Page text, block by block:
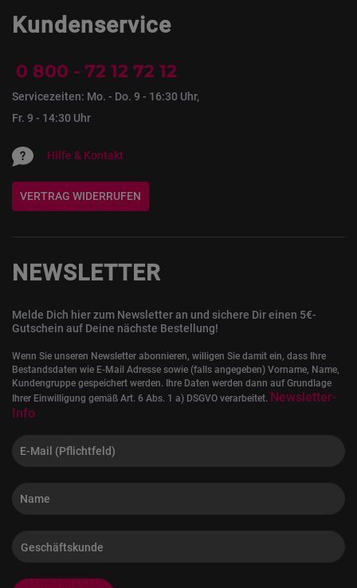
Kundenservice
0 800 - 72 12 72 12
Servicezeiten: Mo. - Do. 9 - 16:30 Uhr,
Fr. 9 - 14:30 Uhr
Hilfe & Kontakt
VERTRAG WIDERRUFEN
NEWSLETTER
Melde Dich hier zum Newsletter an und sichere Dir einen 5€-
Gutschein auf Deine nächste Bestellung!
Wenn Sie unseren Newsletter abonnieren, willigen Sie damit ein, dass Ihre
Bestandsdaten wie E-Mail Adresse sowie (falls angegeben) Vorname, Name,
Kundengruppe gespeichert werden. Ihre Daten werden dann auf Grundlage
Ihrer Einwilligung gemäß Art. 6 Abs. 1 a) DSGVO verarbeitet. Newsletter-
Info